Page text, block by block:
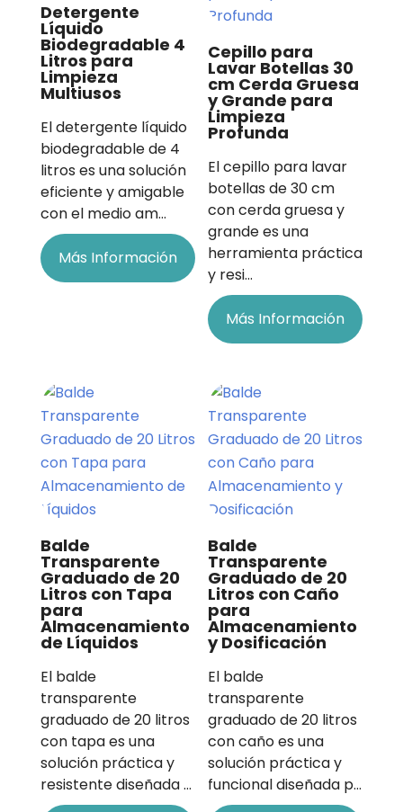
Detergente
Líquido
Biodegradable 4
Litros para
Limpieza
Multiusos
El detergente líquido
biodegradable de 4
litros es una solución
eficiente y amigable
con el medio am…
Más Información
Cepillo para
Lavar Botellas 30
cm Cerda Gruesa
y Grande para
Limpieza
Profunda
El cepillo para lavar
botellas de 30 cm
con cerda gruesa y
grande es una
herramienta práctica
y resi…
Más Información
Balde
Transparente
Graduado de 20
Litros con Tapa
para
Almacenamiento
de Líquidos
El balde
transparente
graduado de 20 litros
con tapa es una
solución práctica y
resistente diseñada …
Balde
Transparente
Graduado de 20
Litros con Caño
para
Almacenamiento
y Dosificación
El balde
transparente
graduado de 20 litros
con caño es una
solución práctica y
funcional diseñada p…